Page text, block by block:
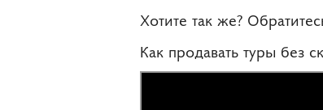
Хотите так же?
Как продавать туры без